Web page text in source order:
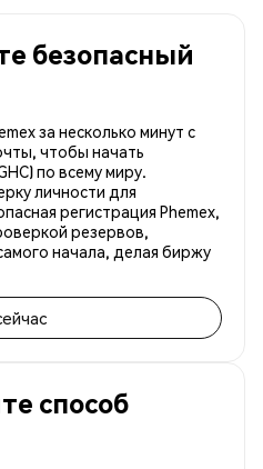
безопасный
за несколько минут с
чтобы начать
по всему миру.
личности для
регистрация Phemex,
резервов,
начала, делая биржу
способ